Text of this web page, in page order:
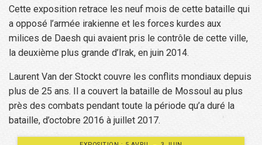
Cette exposition retrace les neuf mois de cette bataille qui
a opposé l’armée irakienne et les forces kurdes aux
milices de Daesh qui avaient pris le contrôle de cette ville,
la deuxième plus grande d’Irak, en juin 2014.
Laurent Van der Stockt couvre les conflits mondiaux depuis
plus de 25 ans. Il a couvert la bataille de Mossoul au plus
près des combats pendant toute la période qu’a duré la
bataille, d’octobre 2016 à juillet 2017.